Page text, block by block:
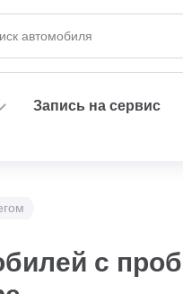
Запись на сервис
с